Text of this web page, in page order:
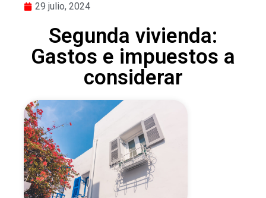
29 julio, 2024
Segunda vivienda:
Gastos e impuestos a
considerar